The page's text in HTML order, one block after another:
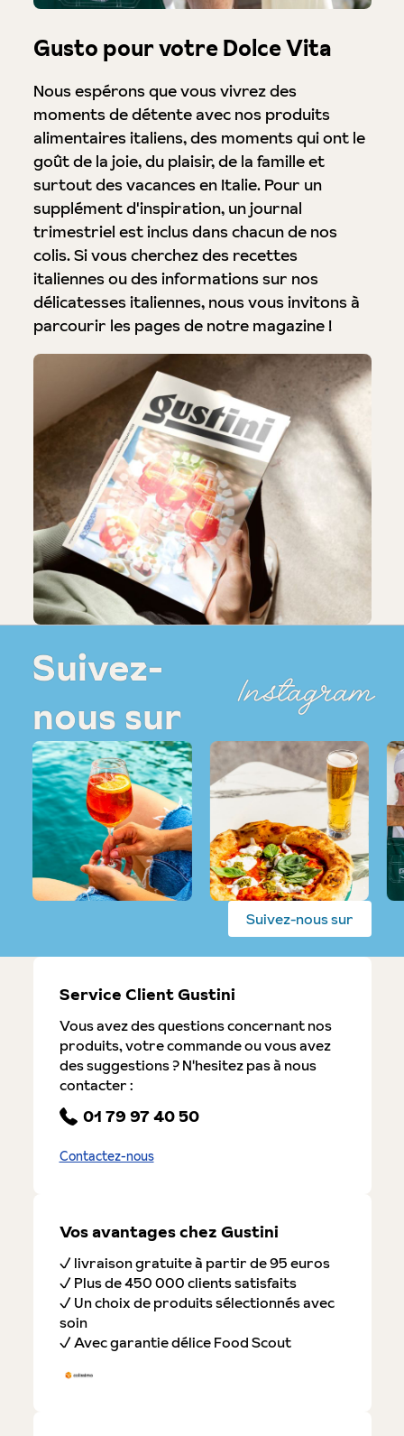
Gusto pour votre Dolce Vita
Nous espérons que vous vivrez des
moments de détente avec nos produits
alimentaires italiens, des moments qui ont le
goût de la joie, du plaisir, de la famille et
surtout des vacances en Italie. Pour un
supplément d'inspiration, un journal
trimestriel est inclus dans chacun de nos
colis. Si vous cherchez des recettes
italiennes ou des informations sur nos
délicatesses italiennes, nous vous invitons à
parcourir les pages de notre magazine !
Suivez-
nous sur
Instagram
Suivez-nous sur
Service Client Gustini
Vous avez des questions concernant nos
produits, votre commande ou vous avez
des suggestions ? N'hesitez pas à nous
contacter :
01 79 97 40 50
Contactez-nous
Vos avantages chez Gustini
✓ livraison gratuite à partir de 95 euros
✓ Plus de 450 000 clients satisfaits
✓ Un choix de produits sélectionnés avec
soin
✓ Avec garantie délice Food Scout